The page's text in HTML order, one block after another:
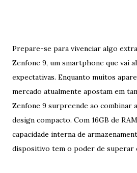
Prepare-se para vivenciar algo
Zenfone 9, um smartphone que vai
expectativas. Enquanto muitos
mercado atualmente apostam em
Zenfone 9 surpreende ao combinar
design compacto. Com 16GB de
capacidade interna de
dispositivo tem o poder de superar